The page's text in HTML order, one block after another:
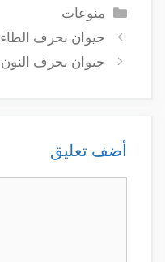
التصنيفات
منوعات
حيوان بحرف الطاء
حيوان بحرف النون
أضف تعليق